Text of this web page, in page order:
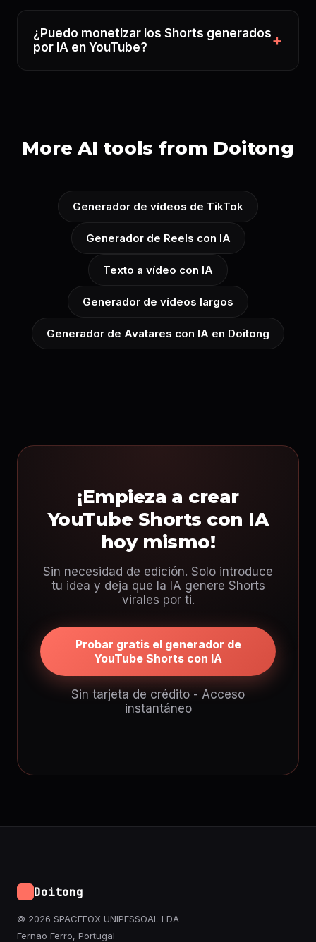
¿Puedo monetizar los Shorts generados
por IA en YouTube?
More AI tools from Doitong
Generador de vídeos de TikTok
Generador de Reels con IA
Texto a vídeo con IA
Generador de vídeos largos
Generador de Avatares con IA en Doitong
¡Empieza a crear
YouTube Shorts con IA
hoy mismo!
Sin necesidad de edición. Solo introduce
tu idea y deja que la IA genere Shorts
virales por ti.
Probar gratis el generador de
YouTube Shorts con IA
Sin tarjeta de crédito - Acceso
instantáneo
Doitong
© 2026 SPACEFOX UNIPESSOAL LDA
Fernao Ferro, Portugal